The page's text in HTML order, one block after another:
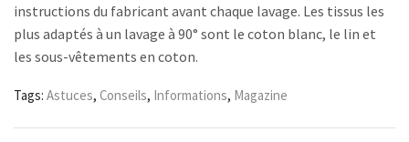
instructions du fabricant avant chaque lavage. Les tissus les
plus adaptés à un lavage à 90° sont le coton blanc, le lin et
les sous-vêtements en coton.
Tags: Astuces, Conseils, Informations, Magazine